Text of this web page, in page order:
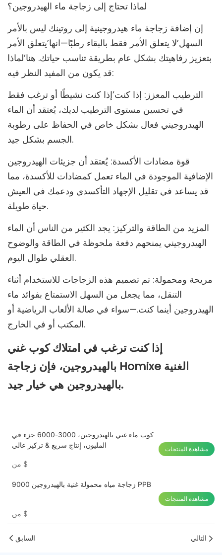
لماذا تحتاج إلى زجاجة ماء الهيدروجين؟
إن إضافة زجاجة ماء هيدروجينية إلى روتينك ليس بالأمر
السهل’لا يتعلق الأمر فقط بالبقاء رطبًا—انها’يتعلق الأمر
بتعزيز رفاهيتك بشكل عام بطريقة تناسب حياتك. هنا’لماذا
قد يكون من المفيد النظر فيه:
الترطيب المعزز: إذا كنت’إذا كنت نشيطًا أو ترغب فقط
في تحسين مستوى الترطيب لديك، يُعتقد أن الماء
الهيدروجيني فعال بشكل خاص في الحفاظ على رطوبة
الجسم بشكل جيد.
قوة مضادات الأكسدة: يُعتقد أن جزيئات الهيدروجين
الإضافية الموجودة في الماء تعمل كمضادات للأكسدة، مما
قد يساعد في تقليل الإجهاد التأكسدي ودعمك في العيش
حياة طويلة.
المزيد من الطاقة والتركيز: يجد الكثير من الناس أن الماء
الهيدروجيني يمنحهم دفعة ملحوظة في الطاقة والوضوح
العقلي طوال اليوم.
مريحة ومحمولة: تم تصميم هذه الزجاجات للاستخدام أثناء
التنقل، مما يجعل من السهل الاستمتاع بفوائد ماء
الهيدروجين أينما كنت.—سواء في صالة الألعاب الرياضية أو
المكتب أو في الخارج.
إذا كنت ترغب في امتلاك كوب غني
بالهيدروجين، فإن زجاجة Homixe الغنية
بالهيدروجين هي خيار جيد.
كوب ماء غني بالهيدروجين، 3000-6000 جزء في
المليون، إنتاج سريع & تركيز عالي
$
مشاهدة المنتجات
زجاجة مياه محمولة غنية بالهيدروجين 9000 PPB
$
مشاهدة المنتجات
السابق التالي